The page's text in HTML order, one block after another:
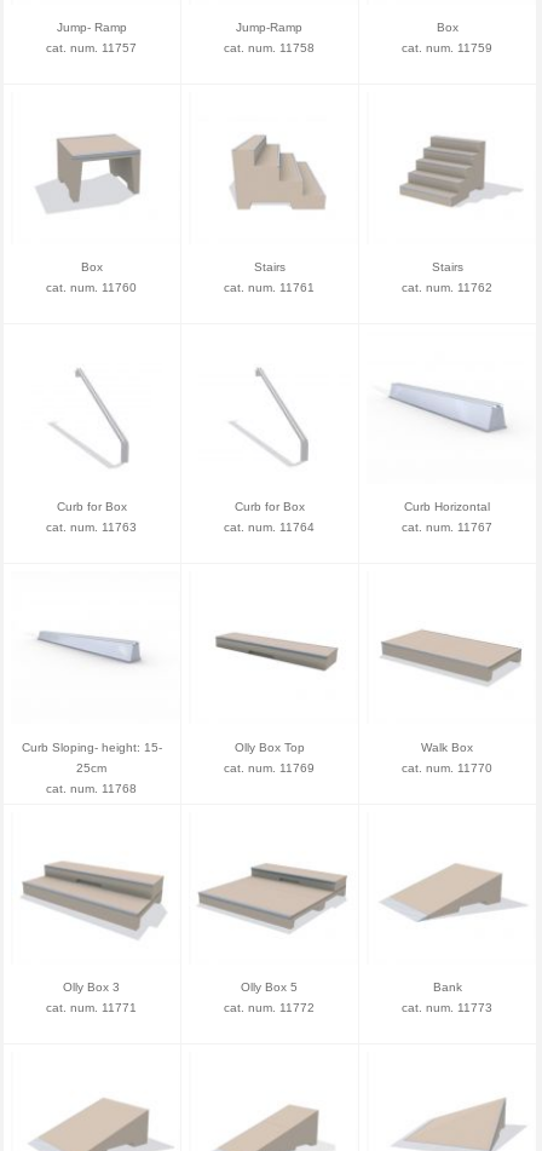
Jump- Ramp
cat. num. 11757
Jump-Ramp
cat. num. 11758
Box
cat. num. 11759
Box
cat. num. 11760
Stairs
cat. num. 11761
Stairs
cat. num. 11762
Curb for Box
cat. num. 11763
Curb for Box
cat. num. 11764
Curb Horizontal
cat. num. 11767
Curb Sloping- height: 15-
25cm
cat. num. 11768
Olly Box Top
cat. num. 11769
Walk Box
cat. num. 11770
Olly Box 3
cat. num. 11771
Olly Box 5
cat. num. 11772
Bank
cat. num. 11773